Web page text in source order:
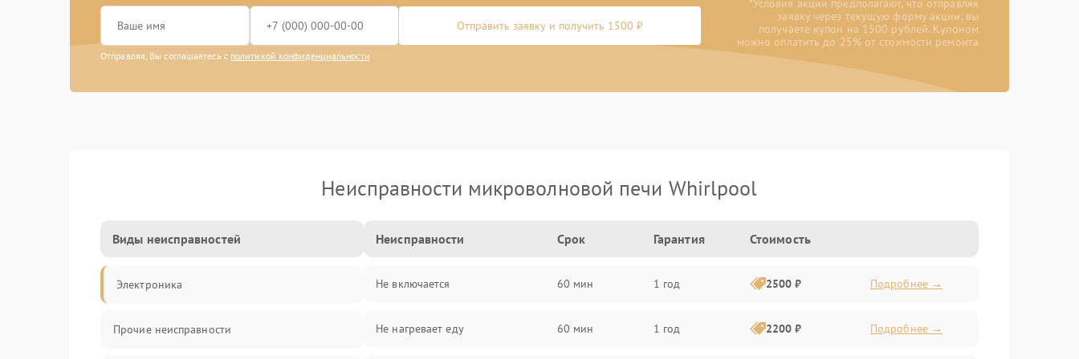
Отправить заявку и получить 1500 ₽
Отправляя, Вы соглашаетесь с политикой конфиденциальности
*Условия акции предполагают, что отправляя
заявку через текущую форму акции, вы
получаете купон на 1500 рублей. Купоном
можно оплатить до 25% от стоимости ремонта
Неисправности микроволновой печи Whirlpool
Виды неисправностей
Электроника
Прочие неисправности
Неисправности Срок Гарантия Стоимость
Не включается 60 мин 1 год 2500 ₽ Подробнее →
Не нагревает еду 60 мин 1 год 2200 ₽ Подробнее →